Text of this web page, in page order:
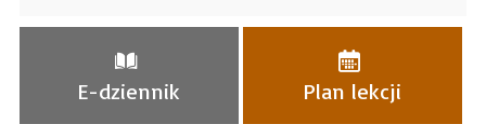
E-dziennik Plan lekcji